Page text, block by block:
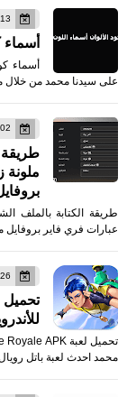
13 فبراير 2020
أسماء
أسماء
على سيدنا محمد من
02 أغسطس 2021
ملونة
طريقة الكتابة بالملف
عبارات فري فاير بروفايل
26 نوفمبر 2022
محمد احدث لعبة باتل